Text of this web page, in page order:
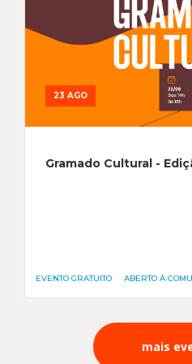
23 AGO
Gramado Cultural -
EVENTO GRATUITO ABERTO À
mais